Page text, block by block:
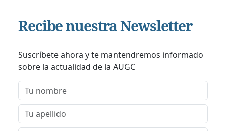
Recibe nuestra Newsletter
Suscríbete ahora y te mantendremos informado
sobre la actualidad de la AUGC